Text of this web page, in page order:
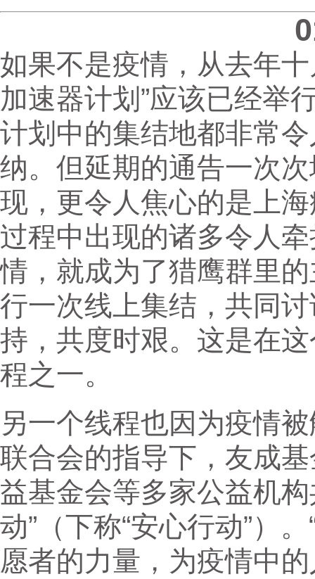
如果不是疫情，从去年
加速器计划”应该已经举
计划中的集结地都非常
纳。但延期的通告一次
现，更令人焦心的是上
过程中出现的诸多令人
情，就成为了猎鹰群里
行一次线上集结，共同
持，共度时艰。这是在
程之一。
另一个线程也因为疫情
联合会的指导下，友成
益基金会等多家公益机
动”（下称“安心行动”）
愿者的力量，为疫情中